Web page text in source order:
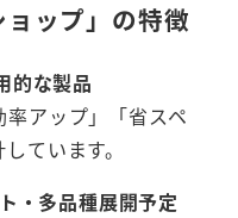
ョップ」の特徴
的な製品
率アップ」「省スペ
ています。
・多品種展開予定